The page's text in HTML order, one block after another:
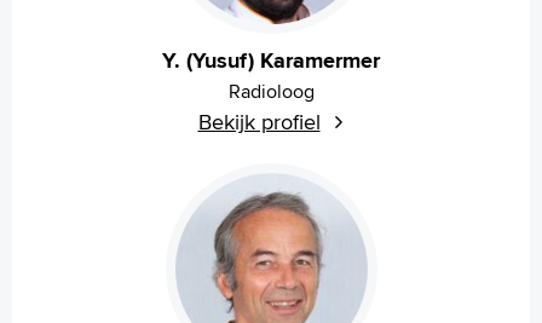
Y. (Yusuf) Karamermer
Radioloog
Bekijk profiel